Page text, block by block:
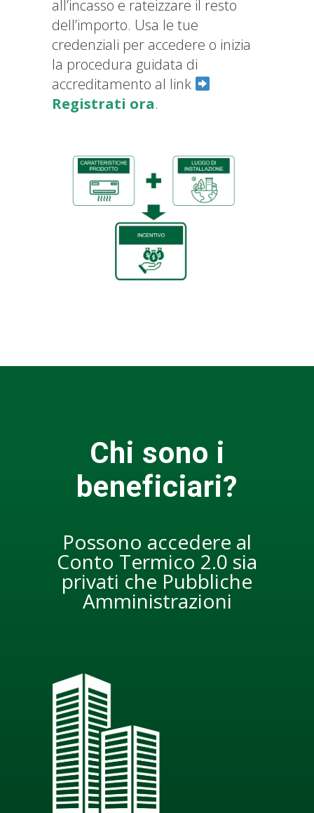
all’incasso e rateizzare il resto
dell’importo. Usa le tue
credenziali per accedere o inizia
la procedura guidata di
accreditamento al link
Registrati ora.
Chi sono i
beneficiari?
Possono accedere al
Conto Termico 2.0 sia
privati che Pubbliche
Amministrazioni